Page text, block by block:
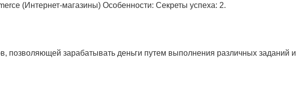
(Интернет-магазины) Особенности: Секреты успеха: 2.
позволяющей зарабатывать деньги путем выполнения различных заданий и